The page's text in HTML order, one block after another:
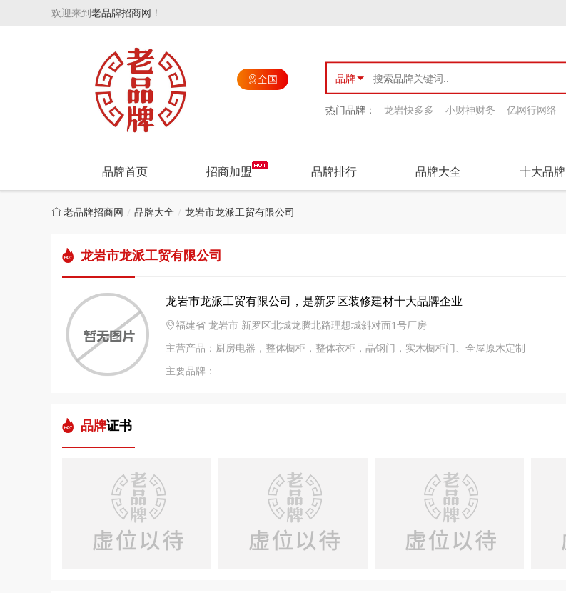
欢迎来到老品牌招商网 ！
全国 品牌
热门品牌： 龙岩快多多 小财神财务 亿网行网络
品牌首页 招商加盟 品牌排行 品牌大全 十大品牌
老品牌招商网 品牌大全 龙岩市龙派工贸有限公司
龙岩市龙派工贸有限公司
龙岩市龙派工贸有限公司，是新罗区装修建材十大品牌企业
福建省 龙岩市 新罗区北城龙腾北路理想城斜对面1号厂房
主营产品：厨房电器，整体橱柜，整体衣柜，晶钢门，实木橱柜门、全屋原木定制
主要品牌：
品牌证书